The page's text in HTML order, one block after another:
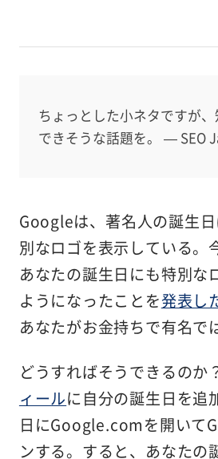
ちょっとした小ネタですが
できそうな話題を。 — SEO
Googleは、著名人の誕生
別なロゴを表示している。
あなたの誕生日にも特別な
ようになったことを発表し
あなたがお金持ちで有名で
どうすればそうできるのか
ィールに自分の誕生日を追
日にGoogle.comを開いて
ンする。すると、あなたの